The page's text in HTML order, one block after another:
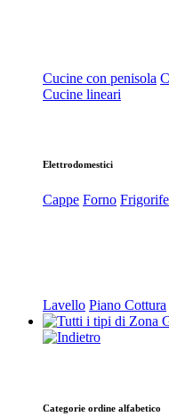
Cucine con penisola
Cucine lineari
Elettrodomestici
Cappe Forno
Lavello Piano Cottura
Categorie ordine alfabetico